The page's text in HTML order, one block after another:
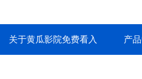
关于黄瓜影院免费看入 产